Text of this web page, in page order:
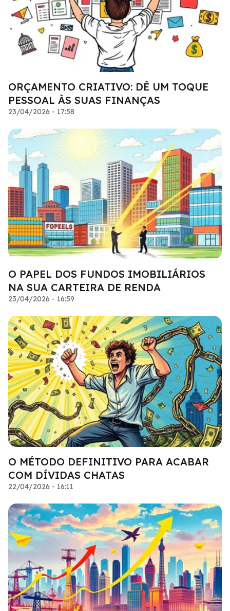
ORÇAMENTO CRIATIVO: DÊ UM TOQUE
PESSOAL ÀS SUAS FINANÇAS
23/04/2026 - 17:58
O PAPEL DOS FUNDOS IMOBILIÁRIOS
NA SUA CARTEIRA DE RENDA
23/04/2026 - 16:59
O MÉTODO DEFINITIVO PARA ACABAR
COM DÍVIDAS CHATAS
22/04/2026 - 16:11